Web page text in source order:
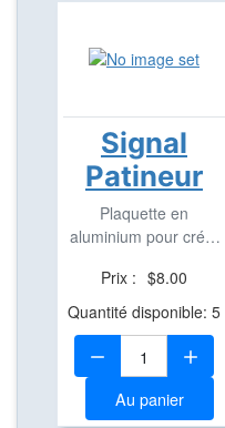
Signal
Patineur
Plaquette en
aluminium pour créer
Prix : $8.00
Quantité disponible: 5
Quantité:
Au panier